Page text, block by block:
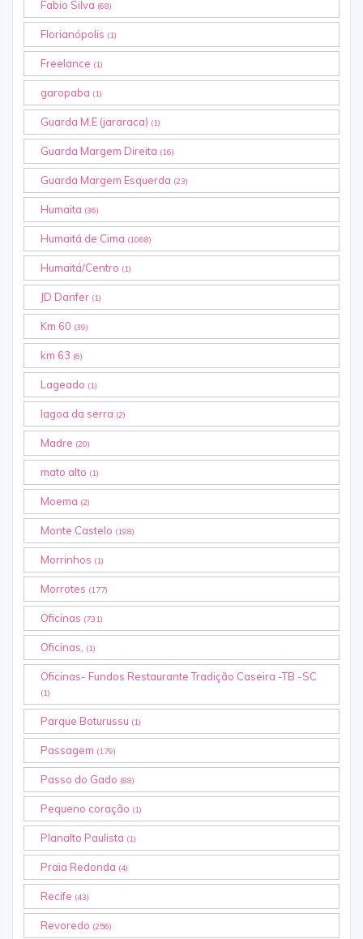
Fabio Silva (68)
Florianópolis (1)
Freelance (1)
garopaba (1)
Guarda M.E (jararaca) (1)
Guarda Margem Direita (16)
Guarda Margem Esquerda (23)
Humaita (36)
Humaitá de Cima (1068)
Humaitá/Centro (1)
JD Danfer (1)
Km 60 (39)
km 63 (6)
Lageado (1)
lagoa da serra (2)
Madre (20)
mato alto (1)
Moema (2)
Monte Castelo (198)
Morrinhos (1)
Morrotes (177)
Oficinas (731)
Oficinas, (1)
Oficinas- Fundos Restaurante Tradição Caseira -TB -SC
(1)
Parque Boturussu (1)
Passagem (179)
Passo do Gado (88)
Pequeno coração (1)
Planalto Paulista (1)
Praia Redonda (4)
Recife (43)
Revoredo (256)